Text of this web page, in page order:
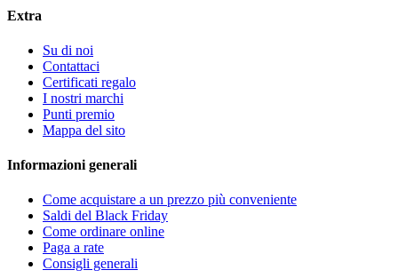
Extra
Su di noi
Contattaci
Certificati regalo
I nostri marchi
Punti premio
Mappa del sito
Informazioni generali
Come acquistare a un prezzo più conveniente
Saldi del Black Friday
Come ordinare online
Paga a rate
Consigli generali